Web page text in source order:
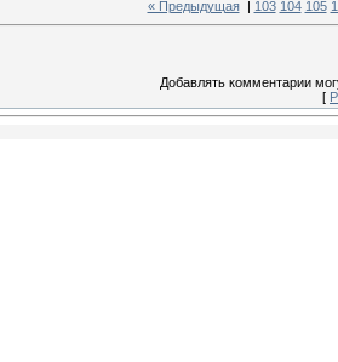
« Предыдущая| 103 104 105
Добавлять комментарии
[